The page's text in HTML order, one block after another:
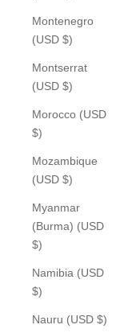
Montenegro
(USD $)
Montserrat
(USD $)
Morocco (USD
$)
Mozambique
(USD $)
Myanmar
(Burma) (USD
$)
Namibia (USD
$)
Nauru (USD $)